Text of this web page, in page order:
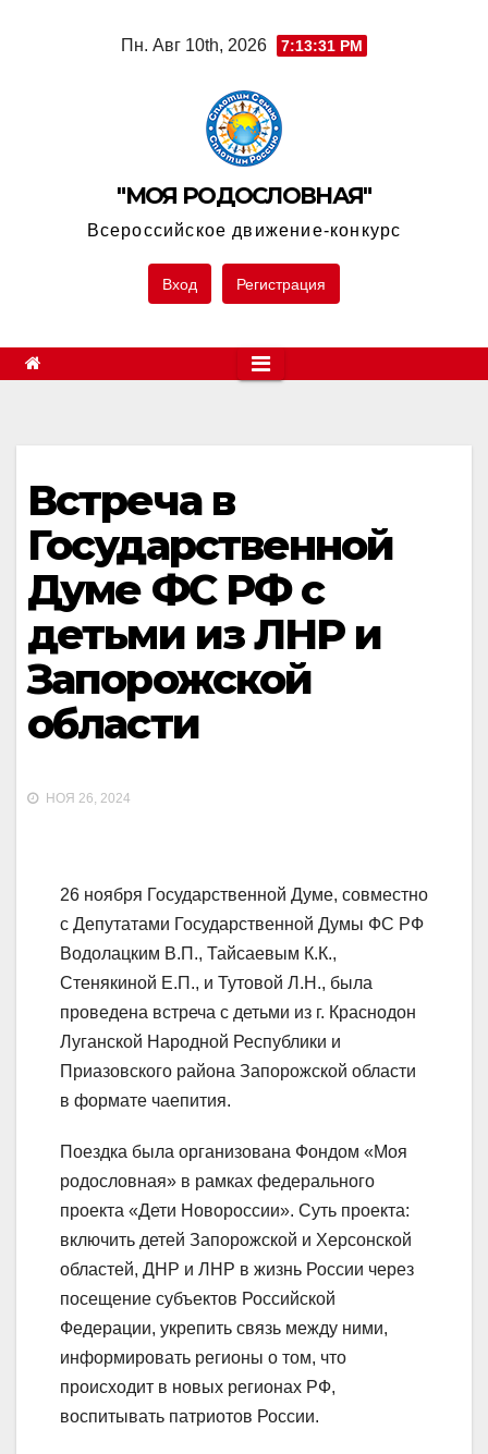
Пн. Авг 10th, 2026 7:13:31 PM
"МОЯ РОДОСЛОВНАЯ"
Всероссийское движение-конкурс
Вход Регистрация
Встреча в
Государственной
Думе ФС РФ с
детьми из ЛНР и
Запорожской
области
НОЯ 26, 2024
26 ноября Государственной Думе, совместно
с Депутатами Государственной Думы ФС РФ
Водолацким В.П., Тайсаевым К.К.,
Стенякиной Е.П., и Тутовой Л.Н., была
проведена встреча с детьми из г. Краснодон
Луганской Народной Республики и
Приазовского района Запорожской области
в формате чаепития.
Поездка была организована Фондом «Моя
родословная» в рамках федерального
проекта «Дети Новороссии». Суть проекта:
включить детей Запорожской и Херсонской
областей, ДНР и ЛНР в жизнь России через
посещение субъектов Российской
Федерации, укрепить связь между ними,
информировать регионы о том, что
происходит в новых регионах РФ,
воспитывать патриотов России.